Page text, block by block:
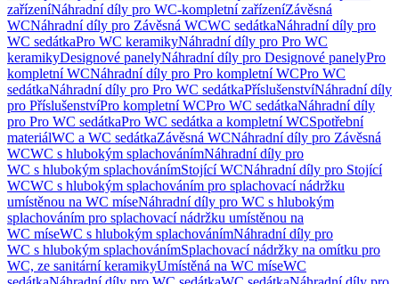
zařízeníNáhradní díly pro WC-kompletní zařízeníZávěsná
WCNáhradní díly pro Závěsná WCWC sedátkaNáhradní díly pro
WC sedátkaPro WC keramikyNáhradní díly pro Pro WC
keramikyDesignové panelyNáhradní díly pro Designové panelyPro
kompletní WCNáhradní díly pro Pro kompletní WCPro WC
sedátkaNáhradní díly pro Pro WC sedátkaPříslušenstvíNáhradní díly
pro PříslušenstvíPro kompletní WCPro WC sedátkaNáhradní díly
pro Pro WC sedátkaPro WC sedátka a kompletní WCSpotřební
materiálWC a WC sedátkaZávěsná WCNáhradní díly pro Závěsná
WCWC s hlubokým splachovánímNáhradní díly pro
WC s hlubokým splachovánímStojící WCNáhradní díly pro Stojící
WCWC s hlubokým splachováním pro splachovací nádržku
umístěnou na WC míseNáhradní díly pro WC s hlubokým
splachováním pro splachovací nádržku umístěnou na
WC míseWC s hlubokým splachovánímNáhradní díly pro
WC s hlubokým splachovánímSplachovací nádržky na omítku pro
WC, ze sanitární keramikyUmístěná na WC míseWC